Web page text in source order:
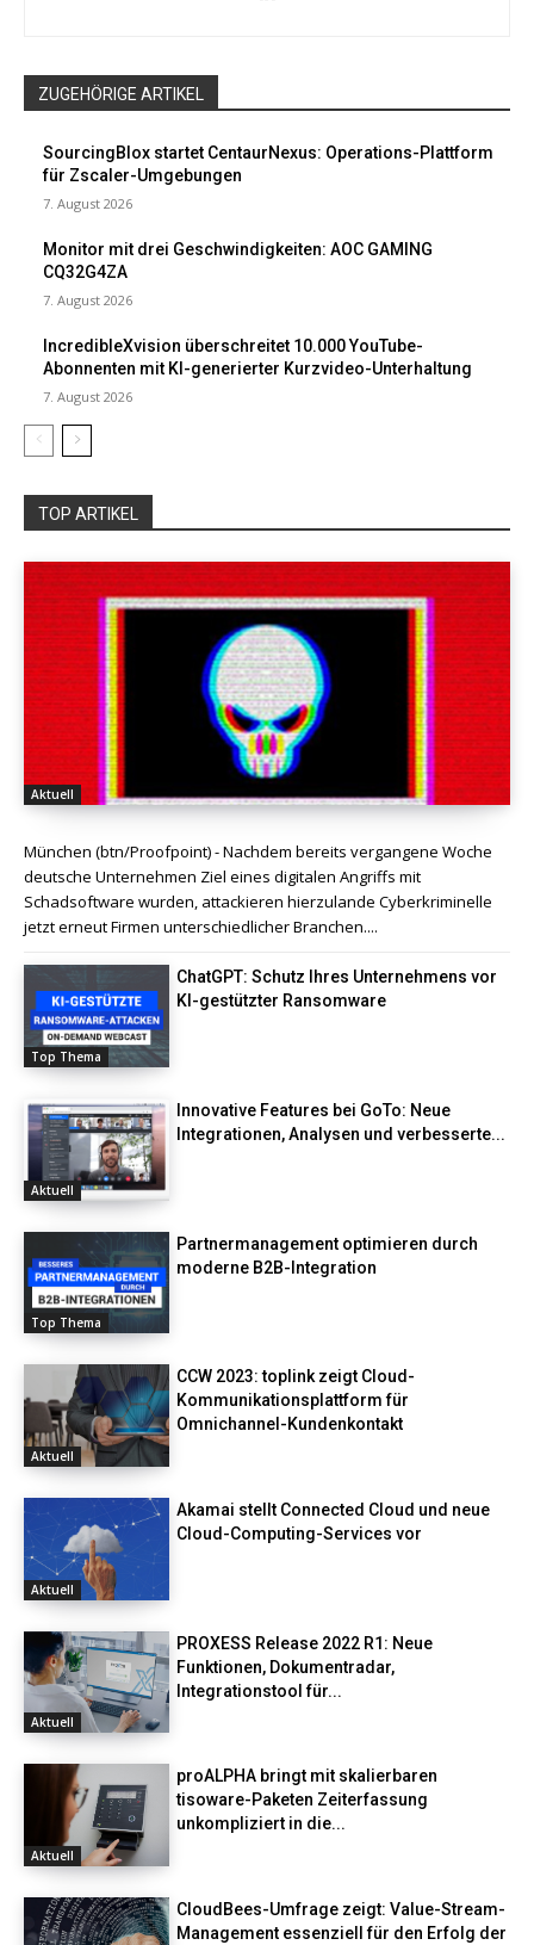
ZUGEHÖRIGE ARTIKEL
SourcingBlox startet CentaurNexus: Operations-Plattform
für Zscaler-Umgebungen
7. August 2026
Monitor mit drei Geschwindigkeiten: AOC GAMING
CQ32G4ZA
7. August 2026
IncredibleXvision überschreitet 10.000 YouTube-
Abonnenten mit KI-generierter Kurzvideo-Unterhaltung
7. August 2026
TOP ARTIKEL
Aktuell
München (btn/Proofpoint) - Nachdem bereits vergangene Woche
deutsche Unternehmen Ziel eines digitalen Angriffs mit
Schadsoftware wurden, attackieren hierzulande Cyberkriminelle
jetzt erneut Firmen unterschiedlicher Branchen....
Top Thema
ChatGPT: Schutz Ihres Unternehmens vor
KI-gestützter Ransomware
Aktuell
Innovative Features bei GoTo: Neue
Integrationen, Analysen und verbesserte...
Top Thema
Partnermanagement optimieren durch
moderne B2B-Integration
Aktuell
CCW 2023: toplink zeigt Cloud-
Kommunikationsplattform für
Omnichannel-Kundenkontakt
Aktuell
Akamai stellt Connected Cloud und neue
Cloud-Computing-Services vor
Aktuell
PROXESS Release 2022 R1: Neue
Funktionen, Dokumentradar,
Integrationstool für...
Aktuell
proALPHA bringt mit skalierbaren
tisoware-Paketen Zeiterfassung
unkompliziert in die...
CloudBees-Umfrage zeigt: Value-Stream-
Management essenziell für den Erfolg der